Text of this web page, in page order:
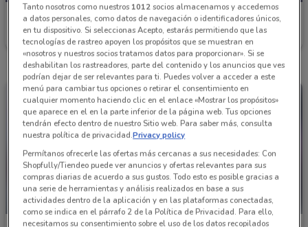
Soriana Súper
Caduca Miércoles
-5 DÍAS
Tanto nosotros como nuestros 1012socios almacenamos y accedemos
a datos personales, como datos de navegación o identificadores únicos,
en tu dispositivo. Si seleccionas Acepto, estarás permitiendo que las
tecnologías de rastreo apoyen los propósitos que se muestran en
«nosotros y nuestros socios tratamos datos para proporcionar». Si se
deshabilitan los rastreadores, parte del contenido y los anuncios que ves
podrían dejar de ser relevantes para ti. Puedes volver a acceder a este
menú para cambiar tus opciones o retirar el consentimiento en
cualquier momento haciendo clic en el enlace «Mostrar los propósitos»
que aparece en el en la parte inferior de la página web. Tus opciones
tendrán efecto dentro de nuestro Sitio web. Para saber más, consulta
nuestra política de privacidad.Privacy policy
Permítanos ofrecerle las ofertas más cercanas a sus necesidades: Con
Shopfully/Tiendeo puede ver anuncios y ofertas relevantes para sus
compras diarias de acuerdo a sus gustos. Todo esto es posible gracias a
una serie de herramientas y análisis realizados en base a sus
actividades dentro de la aplicación y en las plataformas conectadas,
como se indica en el párrafo 2 de la Política de Privacidad. Para ello,
necesitamos su consentimiento sobre el uso de los datos recopilados